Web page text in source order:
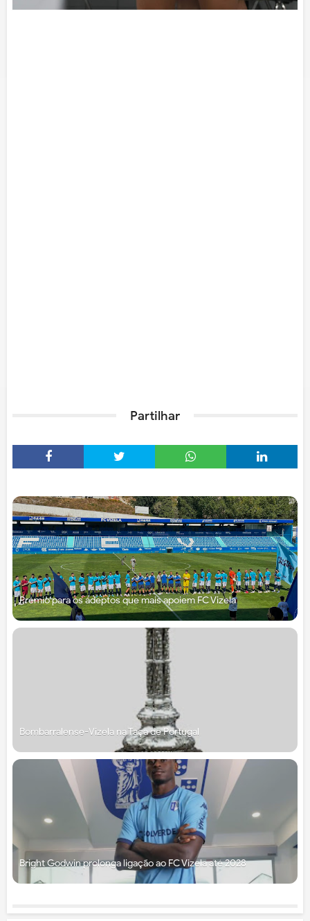
Partilhar
Prémio para os adeptos que mais apoiem FC Vizela
Bombarralense-Vizela na Taça de Portugal
Bright Godwin prolonga ligação ao FC Vizela até 2028